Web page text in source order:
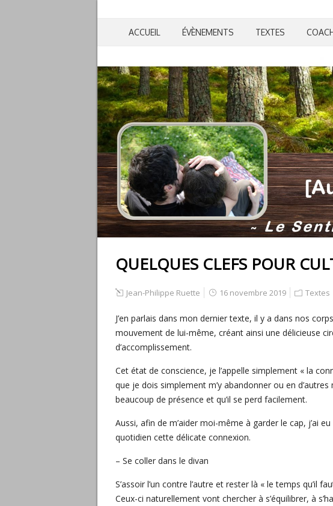
ACCUEIL ÉVÈNEMENTS TEXTES
QUELQUES CLEFS POUR
Jean-Philippe Ruette 16 novembre 2019 Textes
J’en parlais dans mon dernier texte, il y a dans nos
mouvement de lui-même, créant ainsi une délicieuse
d’accomplissement.
Cet état de conscience, je l’appelle simplement « la
que je dois simplement m’y abandonner ou en
beaucoup de présence et qu’il se perd facilement.
Aussi, afin de m’aider moi-même à garder le cap, j’ai
quotidien cette délicate connexion.
– Se coller dans le divan
S’assoir l’un contre l’autre et rester là « le temps qu’il
Ceux-ci naturellement vont chercher à s’équilibrer, à